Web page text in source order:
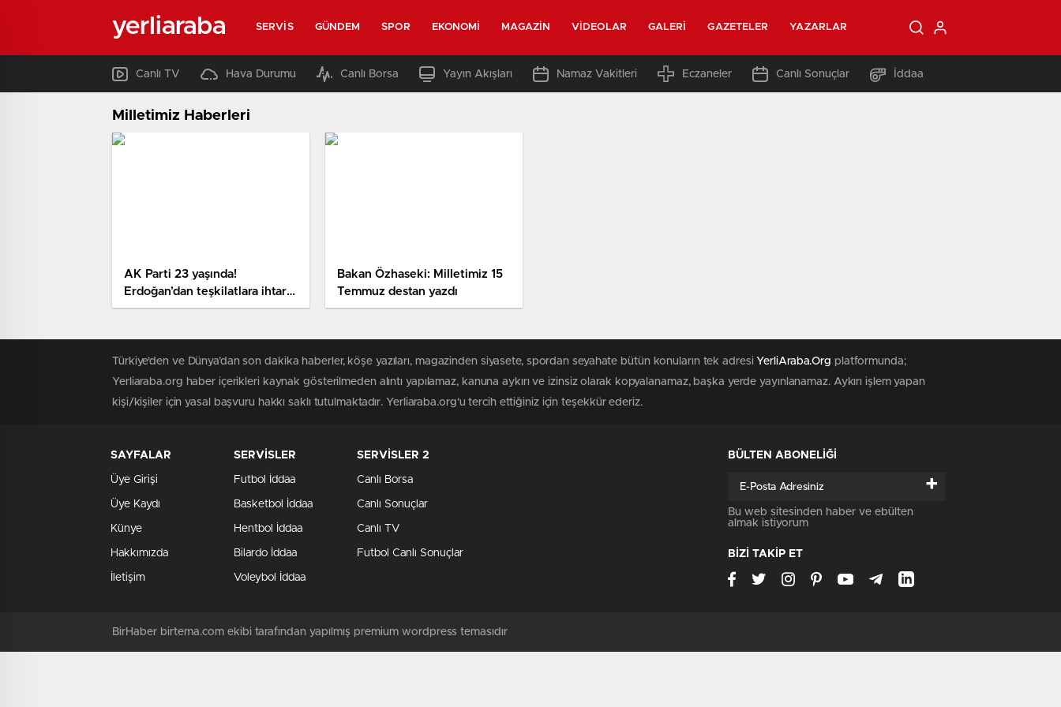
yerliaraba SERVIS GÜNDEM SPOR EKONOMI MAGAZIN VIDEOLAR GALERI GAZETELER YAZARLAR
Canlı TV Hava Durumu Canlı Borsa Yayın Akışları Namaz Vakitleri Eczaneler Canlı Sonuçlar İddaa
Milletimiz Haberleri
AK Parti 23 yaşında!
Erdoğan’dan teşkilatlara ihtar:
Yorulan kenara çekilsin
Bakan Özhaseki: Milletimiz 15
Temmuz destan yazdı
Türkiye'den ve Dünya’dan son dakika haberler, köşe yazıları, magazinden siyasete, spordan seyahate bütün konuların tek adresi YerliAraba.Org platformunda;
Yerliaraba.org haber içerikleri kaynak gösterilmeden alıntı yapılamaz, kanuna aykırı ve izinsiz olarak kopyalanamaz, başka yerde yayınlanamaz. Aykırı işlem yapan
kişi/kişiler için yasal başvuru hakkı saklı tutulmaktadır. Yerliaraba.org'u tercih ettiğiniz için teşekkür ederiz.
SAYFALAR
Üye Girişi
Üye Kaydı
Künye
Hakkımızda
İletişim
SERVİSLER
Futbol İddaa
Basketbol İddaa
Hentbol İddaa
Bilardo İddaa
Voleybol İddaa
SERVİSLER 2
Canlı Borsa
Canlı Sonuçlar
Canlı TV
Futbol Canlı Sonuçlar
BÜLTEN ABONELİĞİ
+
Bu web sitesinden haber ve ebülten
almak istiyorum
BİZİ TAKİP ET
BirHaber birtema.com ekibi tarafından yapılmış premium wordpress temasıdır